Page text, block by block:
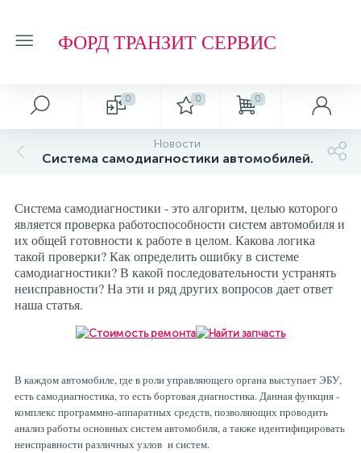
ФОРД ТРАНЗИТ СЕРВИС
0 0 0
Новости
Система самодиагностики автомобилей.
Система самодиагностики - это алгоритм, целью которого
является проверка работоспособности систем автомобиля и
их общей готовности к работе в целом. Какова логика
такой проверки? Как определить ошибку в системе
самодиагностики? В какой последовательности устранять
неисправности? На эти и ряд других вопросов дает ответ
наша статья.
В каждом автомобиле, где в роли управляющего органа выступает ЭБУ,
есть самодиагностика, то есть бортовая диагностика. Данная функция -
комплекс программно-аппаратных средств, позволяющих проводить
анализ работы основных систем автомобиля, а также идентифицировать
неисправности различных узлов и систем.
Автосервис
Ремонт подвески и ходовой части
Ремонт агрегатов
Кузовные работы
Топливная система
О магазине
Отзывы о компании
Обзоры и советы
Обзоры
Рейтинг
Технологии
Т.О. ФОРД ТРАНЗИТ
Фильтр МАСЛЯНЫЙ
Фильтр ТОПЛИВНЫЙ
Фильтр ВОЗДУШНЫЙ
МАСЛО ТРАНСМИССИОННОЕ